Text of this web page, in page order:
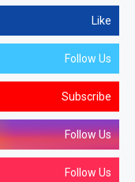
Like
Follow Us
Subscribe
Follow Us
Follow Us